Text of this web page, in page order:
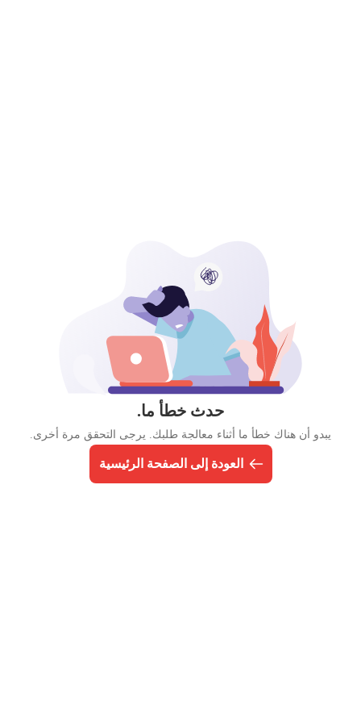
حدث خطأ ما.
يبدو أن هناك خطأ ما أثناء معالجة طلبك. يرجى التحقق مرة أخرى.
العودة إلى الصفحة الرئيسية